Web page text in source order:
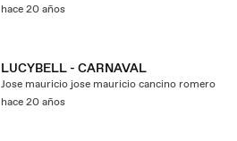
hace 20 años
LUCYBELL - CARNAVAL
Jose mauricio jose mauricio cancino romero
hace 20 años